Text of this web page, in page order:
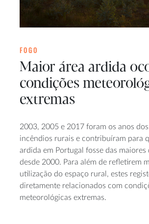
FOGO
Maior área ardida
condições
extremas
2003, 2005 e 2017 foram os anos
incêndios rurais e contribuíram para
ardida em Portugal fosse das maiores
desde 2000. Para além de refletirem
utilização do espaço rural, estes
diretamente relacionados com
meteorológicas extremas.